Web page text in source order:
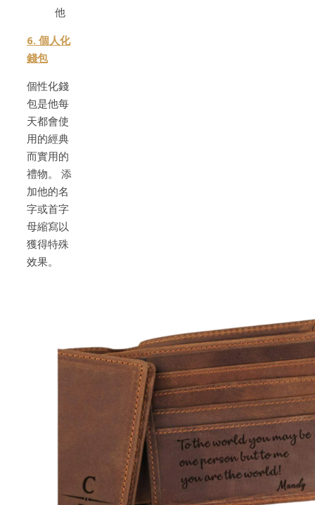
6. 個人化
錢包
個性化錢
包是他每
天都會使
用的經典
而實用的
禮物。 添
加他的名
字或首字
母縮寫以
獲得特殊
效果。